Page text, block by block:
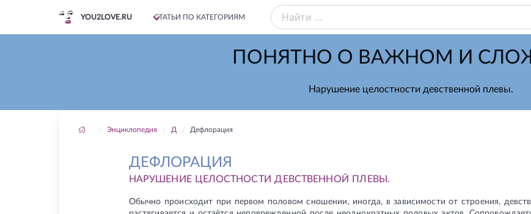
YOU2LOVE.RU СТАТЬИ ПО КАТЕГОРИЯМ
ПОНЯТНО О ВАЖНОМ И
Нарушение целостности девственной плевы.
Энциклопедия Д Дефлорация
ДЕФЛОРАЦИЯ
НАРУШЕНИЕ ЦЕЛОСТНОСТИ ДЕВСТВЕННОЙ ПЛЕВЫ.
Обычно происходит при первом половом сношении, иногда, в зависимости от строения,